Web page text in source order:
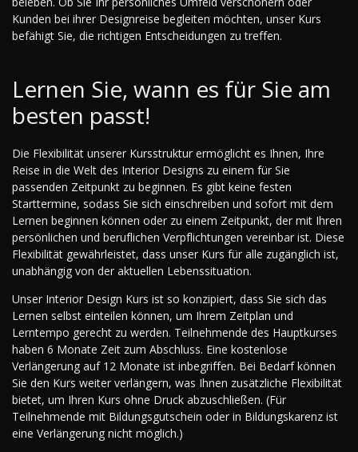
Kunden bei ihrer Designreise begleiten möchten, unser Kurs
befähigt Sie, die richtigen Entscheidungen zu treffen.
Lernen Sie, wann es für Sie am
besten passt!
Die Flexibilität unserer Kursstruktur ermöglicht es Ihnen, Ihre
Reise in die Welt des Interior Designs zu einem für Sie
passenden Zeitpunkt zu beginnen. Es gibt keine festen
Starttermine, sodass Sie sich einschreiben und sofort mit dem
Lernen beginnen können oder zu einem Zeitpunkt, der mit Ihren
persönlichen und beruflichen Verpflichtungen vereinbar ist. Diese
Flexibilität gewährleistet, dass unser Kurs für alle zugänglich ist,
unabhängig von der aktuellen Lebenssituation.
Unser Interior Design Kurs ist so konzipiert, dass Sie sich das
Lernen selbst einteilen können, um Ihrem Zeitplan und
Lerntempo gerecht zu werden. Teilnehmende des Hauptkurses
haben 6 Monate Zeit zum Abschluss. Eine kostenlose
Verlängerung auf 12 Monate ist inbegriffen. Bei Bedarf können
Sie den Kurs weiter verlängern, was Ihnen zusätzliche Flexibilität
bietet, um Ihren Kurs ohne Druck abzuschließen. (Für
Teilnehmende mit Bildungsgutschein oder in Bildungskarenz ist
eine Verlängerung nicht möglich.)